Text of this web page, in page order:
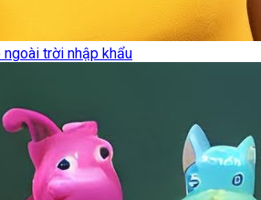
trời nhập khẩu